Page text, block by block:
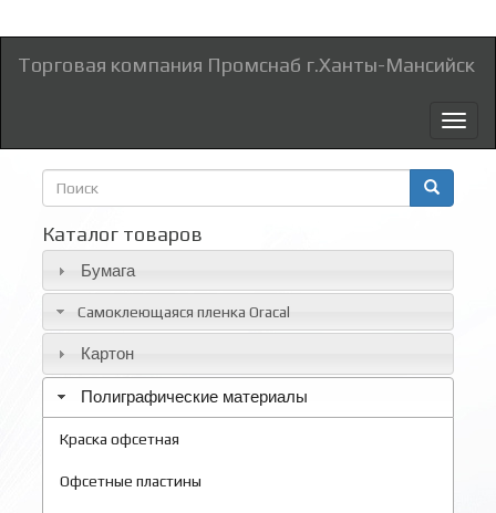
Торговая компания Промснаб г.Ханты-Мансийск
Форма
поиска
Каталог товаров
Бумага
Самоклеющаяся пленка Oracal
Картон
Полиграфические материалы
Краска офсетная
Офсетные пластины